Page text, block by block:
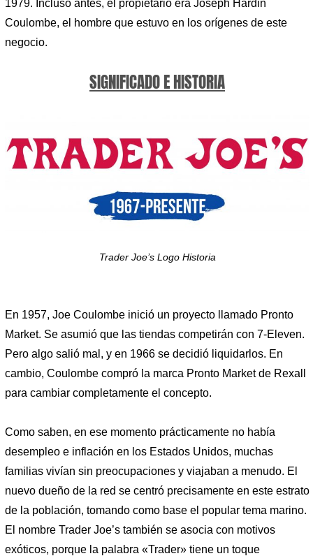
1979. Incluso antes, el propietario era Joseph Hardin
Coulombe, el hombre que estuvo en los orígenes de este
negocio.
SIGNIFICADO E HISTORIA
Trader Joe’s Logo Historia
En 1957, Joe Coulombe inició un proyecto llamado Pronto
Market. Se asumió que las tiendas competirán con 7-Eleven.
Pero algo salió mal, y en 1966 se decidió liquidarlos. En
cambio, Coulombe compró la marca Pronto Market de Rexall
para cambiar completamente el concepto.
Como saben, en ese momento prácticamente no había
desempleo e inflación en los Estados Unidos, muchas
familias vivían sin preocupaciones y viajaban a menudo. El
nuevo dueño de la red se centró precisamente en este estrato
de la población, tomando como base el popular tema marino.
El nombre Trader Joe’s también se asocia con motivos
exóticos, porque la palabra «Trader» tiene un toque